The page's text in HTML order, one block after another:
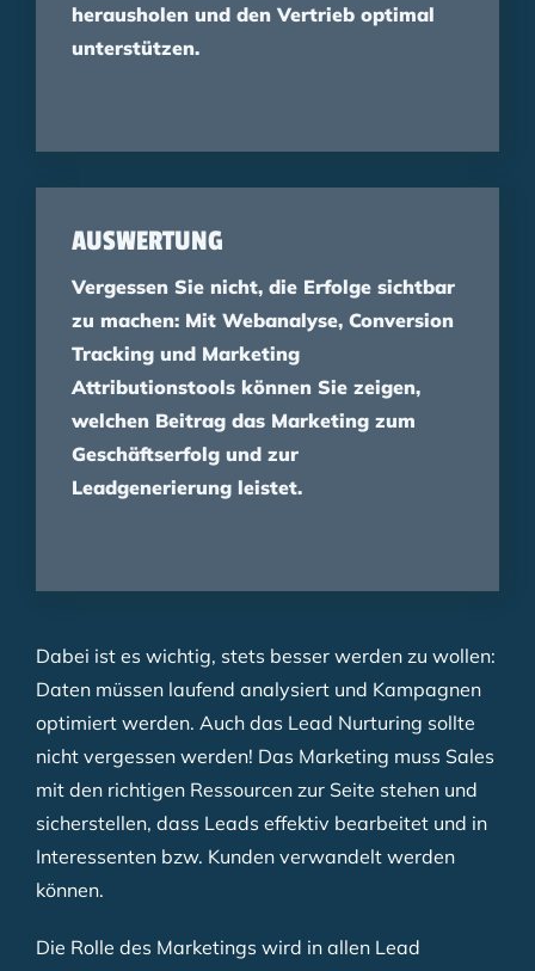
herausholen und den Vertrieb optimal
unterstützen.
AUSWERTUNG
Vergessen Sie nicht, die Erfolge sichtbar
zu machen: Mit Webanalyse, Conversion
Tracking und Marketing
Attributionstools können Sie zeigen,
welchen Beitrag das Marketing zum
Geschäftserfolg und zur
Leadgenerierung leistet.
Dabei ist es wichtig, stets besser werden zu wollen:
Daten müssen laufend analysiert und Kampagnen
optimiert werden. Auch das Lead Nurturing sollte
nicht vergessen werden! Das Marketing muss Sales
mit den richtigen Ressourcen zur Seite stehen und
sicherstellen, dass Leads effektiv bearbeitet und in
Interessenten bzw. Kunden verwandelt werden
können.
Die Rolle des Marketings wird in allen Lead